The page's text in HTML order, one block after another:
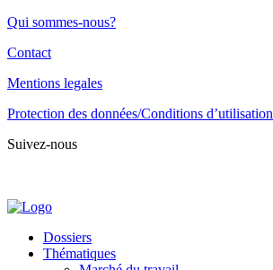
Qui sommes-nous?
Contact
Mentions legales
Protection des données/Conditions d’utilisation
Suivez-nous
Dossiers
Thématiques